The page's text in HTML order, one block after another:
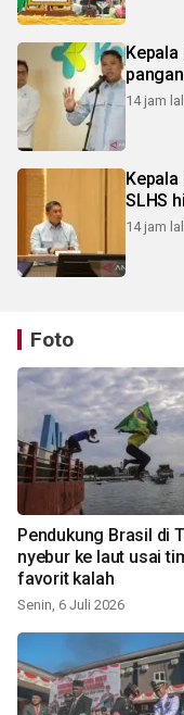
Kepala
14 jam
Kepala
SLHS
14 jam
Foto
Pendukung Brasil di
nyebur ke laut usai
favorit kalah
Senin, 6 Juli 2026